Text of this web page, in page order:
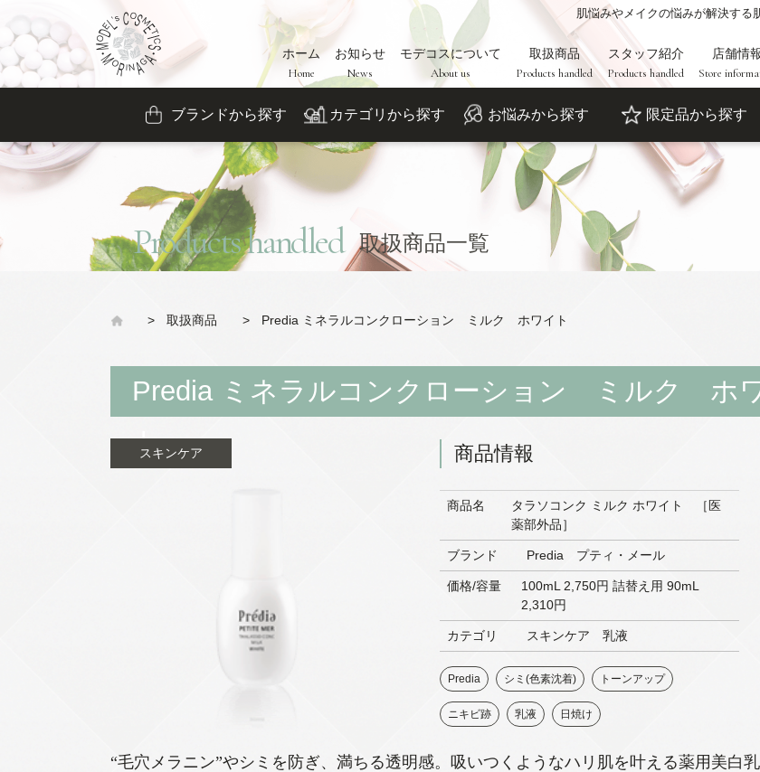
肌悩みやメイクの悩みが解決する
ホーム
Home
お知らせ
News
モデコスについて
About us
取扱商品
Products handled
スタッフ紹介
Products handled
店舗情
Store
ブランドから探す カテゴリから探す お悩みから探す 限定品から探す
Products handled 取扱商品一覧
> 取扱商品 > Predia ミネラルコンクローション ミルク ホワイト
Predia ミネラルコンクローション ミルク ホ
ト
スキンケア 商品情報
商品名
タラソコンク ミルク ホワイト ［医
薬部外品］
ブランド Predia プティ・メール
価格/容量
100mL 2,750円 詰替え用 90mL
2,310円
カテゴリ スキンケア 乳液
Predia シミ(色素沈着) トーンアップ
ニキビ跡 乳液 日焼け
“毛穴メラニン”やシミを防ぎ、満ちる透明感。吸いつくようなハリ肌を叶える薬用美白乳